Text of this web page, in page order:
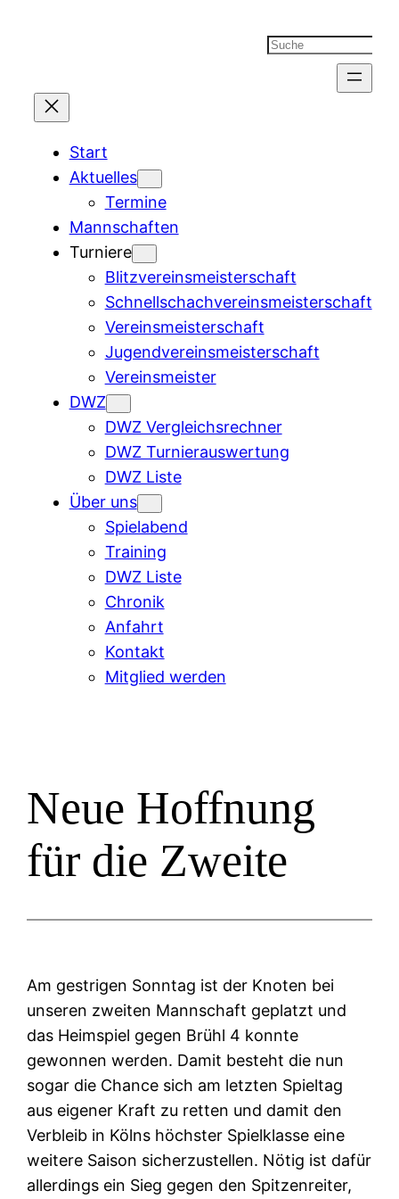
Suchen
Start
Aktuelles
Termine
Mannschaften
Turniere
Blitzvereinsmeisterschaft
Schnellschachvereinsmeisterschaft
Vereinsmeisterschaft
Jugendvereinsmeisterschaft
Vereinsmeister
DWZ
DWZ Vergleichsrechner
DWZ Turnierauswertung
DWZ Liste
Über uns
Spielabend
Training
DWZ Liste
Chronik
Anfahrt
Kontakt
Mitglied werden
Neue Hoffnung
für die Zweite
Am gestrigen Sonntag ist der Knoten bei
unseren zweiten Mannschaft geplatzt und
das Heimspiel gegen Brühl 4 konnte
gewonnen werden. Damit besteht die nun
sogar die Chance sich am letzten Spieltag
aus eigener Kraft zu retten und damit den
Verbleib in Kölns höchster Spielklasse eine
weitere Saison sicherzustellen. Nötig ist dafür
allerdings ein Sieg gegen den Spitzenreiter,